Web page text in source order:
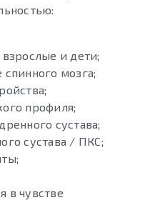
и дети;
мозга;
профиля;
сустава;
сустава / ПКС;
в чувстве